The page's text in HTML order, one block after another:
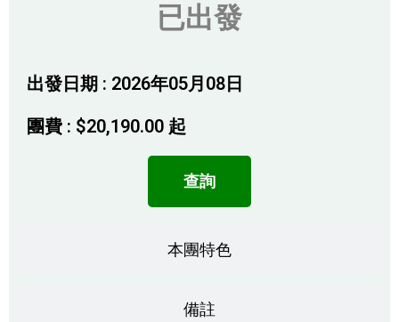
已出發
出發日期 : 2026年05月08日
團費 : $20,190.00 起
查詢
本團特色
備註